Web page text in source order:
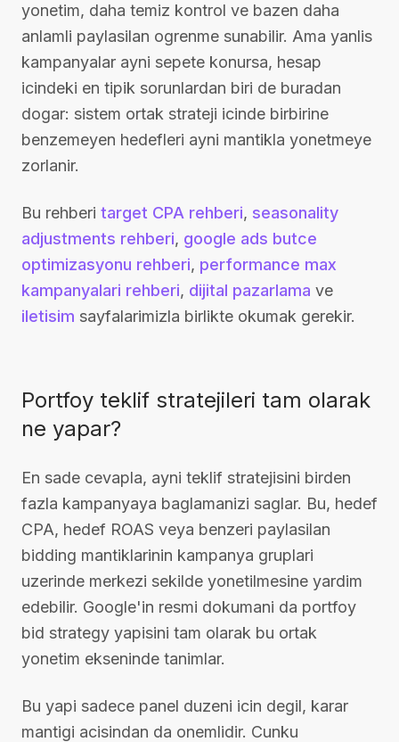
yonetim, daha temiz kontrol ve bazen daha
anlamli paylasilan ogrenme sunabilir. Ama yanlis
kampanyalar ayni sepete konursa, hesap
icindeki en tipik sorunlardan biri de buradan
dogar: sistem ortak strateji icinde birbirine
benzemeyen hedefleri ayni mantikla yonetmeye
zorlanir.
Bu rehberi target CPA rehberi, seasonality
adjustments rehberi, google ads butce
optimizasyonu rehberi, performance max
kampanyalari rehberi, dijital pazarlama ve
iletisim sayfalarimizla birlikte okumak gerekir.
Portfoy teklif stratejileri tam olarak
ne yapar?
En sade cevapla, ayni teklif stratejisini birden
fazla kampanyaya baglamanizi saglar. Bu, hedef
CPA, hedef ROAS veya benzeri paylasilan
bidding mantiklarinin kampanya gruplari
uzerinde merkezi sekilde yonetilmesine yardim
edebilir. Google'in resmi dokumani da portfoy
bid strategy yapisini tam olarak bu ortak
yonetim ekseninde tanimlar.
Bu yapi sadece panel duzeni icin degil, karar
mantigi acisindan da onemlidir. Cunku